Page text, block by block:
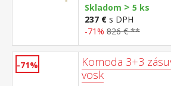
Skladom > 5 ks
237 € s DPH
-71% 826 € **
-71%
Komoda 3+3
vosk